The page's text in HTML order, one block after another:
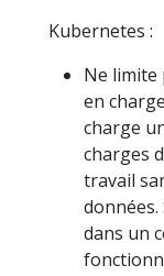
Kubernetes :
Ne limite
en
charge
charges
travail
dans un